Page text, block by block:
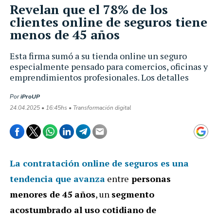
Esta firma sumó a su tienda online un seguro
especialmente pensado para comercios, oficinas y
emprendimientos profesionales. Los detalles
PoriProUP
24.04.2025 • 16:45hs • Transformación digital
Revelan que el 78% de los
clientes online de seguros tiene
menos de 45 años
La contratación online de seguros es una
tendencia que avanza entre personas
menores de 45 años, un segmento
acostumbrado al uso cotidiano de